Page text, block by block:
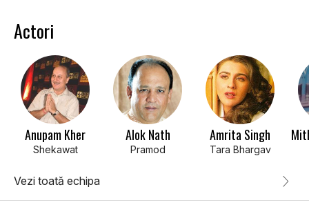
Actori
Anupam Kher
Shekawat
Alok Nath
Pramod
Amrita Singh
Tara Bhargav
Vezi toată echipa